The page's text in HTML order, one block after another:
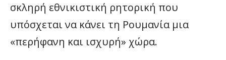
σκληρή εθνικιστική ρητορική που
υπόσχεται να κάνει τη Ρουμανία μια
«περήφανη και ισχυρή» χώρα.